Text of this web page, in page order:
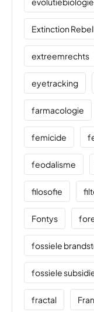
Extinction
extreemrechts
eyetracking
farmacologie
femicide
feodalisme
filosofie
Fontys
fossiele
fossiele
fractal